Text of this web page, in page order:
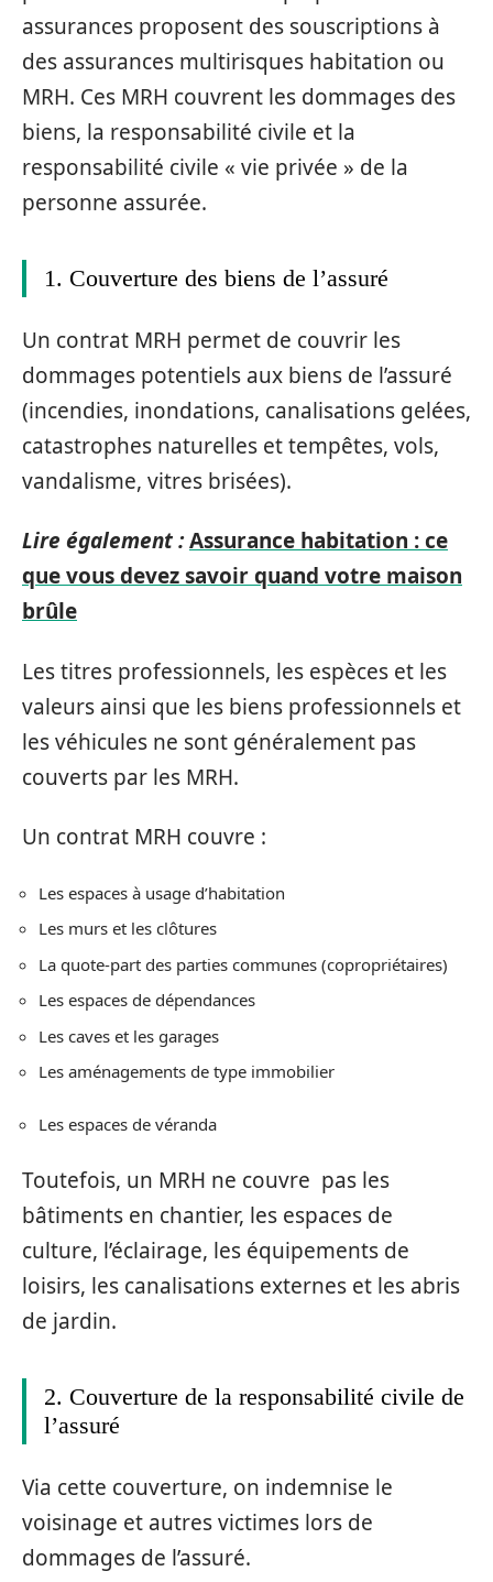
assurances proposent des souscriptions à
des assurances multirisques habitation ou
MRH. Ces MRH couvrent les dommages des
biens, la responsabilité civile et la
responsabilité civile « vie privée » de la
personne assurée.
1. Couverture des biens de l’assuré
Un contrat MRH permet de couvrir les
dommages potentiels aux biens de l’assuré
(incendies, inondations, canalisations gelées,
catastrophes naturelles et tempêtes, vols,
vandalisme, vitres brisées).
Lire également :Assurance habitation : ce
que vous devez savoir quand votre maison
brûle
Les titres professionnels, les espèces et les
valeurs ainsi que les biens professionnels et
les véhicules ne sont généralement pas
couverts par les MRH.
Un contrat MRH couvre :
Les espaces à usage d’habitation
Les murs et les clôtures
La quote-part des parties communes (copropriétaires)
Les espaces de dépendances
Les caves et les garages
Les aménagements de type immobilier
Les espaces de véranda
Toutefois, un MRH ne couvre pas les
bâtiments en chantier, les espaces de
culture, l’éclairage, les équipements de
loisirs, les canalisations externes et les abris
de jardin.
2. Couverture de la responsabilité civile de
l’assuré
Via cette couverture, on indemnise le
voisinage et autres victimes lors de
dommages de l’assuré.